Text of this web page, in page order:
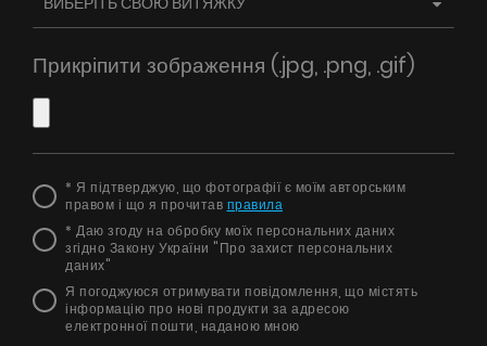
Прикріпити зображення (.jpg, .png, .gif)
* Я підтверджую, що фотографії є моїм авторським
правом і що я прочитав правила
* Даю згоду на обробку моїх персональних даних
згідно Закону України "Про захист персональних
даних"
Я погоджуюся отримувати повідомлення, що містять
інформацію про нові продукти за адресою
електронної пошти, наданою мною